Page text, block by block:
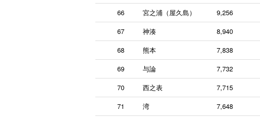
66
宮之浦（屋久島） 9,256
67
神湊 8,940
68
熊本 7,838
69
与論 7,732
70
西之表 7,715
71
湾 7,648